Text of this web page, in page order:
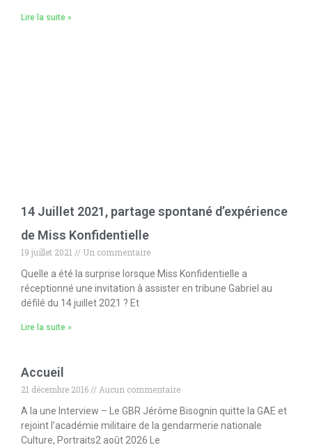
Lire la suite »
14 Juillet 2021, partage spontané d’expérience
de Miss Konfidentielle
19 juillet 2021
Un commentaire
Quelle a été la surprise lorsque Miss Konfidentielle a
réceptionné une invitation à assister en tribune Gabriel au
défilé du 14 juillet 2021 ? Et
Lire la suite »
Accueil
21 décembre 2016
Aucun commentaire
A la une Interview – Le GBR Jérôme Bisognin quitte la GAE et
rejoint l’académie militaire de la gendarmerie nationale
Culture, Portraits2 août 2026 Le